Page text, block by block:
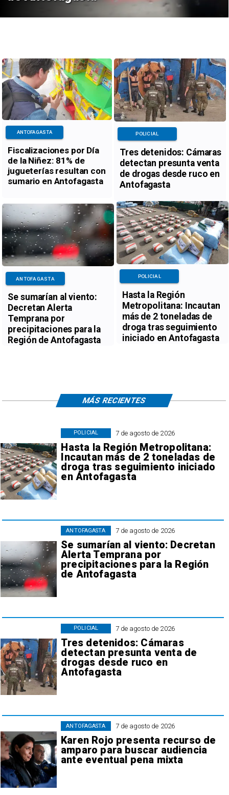
Fiscalizaciones por Día
de la Niñez: 81% de
jugueterías resultan con
sumario en Antofagasta
ANTOFAGASTA
Tres detenidos: Cámaras
detectan presunta venta
de drogas desde ruco en
Antofagasta
POLICIAL
Se sumarían al viento:
Decretan Alerta
Temprana por
precipitaciones para la
Región de Antofagasta
ANTOFAGASTA
Hasta la Región
Metropolitana: Incautan
más de 2 toneladas de
droga tras seguimiento
iniciado en Antofagasta
POLICIAL
7 de agosto de 2026
Hasta la Región Metropolitana:
Incautan más de 2 toneladas de
droga tras seguimiento iniciado
en Antofagasta
POLICIAL
7 de agosto de 2026
Se sumarían al viento: Decretan
Alerta Temprana por
precipitaciones para la Región
de Antofagasta
ANTOFAGASTA
7 de agosto de 2026
Tres detenidos: Cámaras
detectan presunta venta de
drogas desde ruco en
Antofagasta
POLICIAL
7 de agosto de 2026
Karen Rojo presenta recurso de
amparo para buscar audiencia
ante eventual pena mixta
ANTOFAGASTA
MÁS RECIENTES